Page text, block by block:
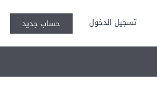
تسجيل الدخول حساب جديد